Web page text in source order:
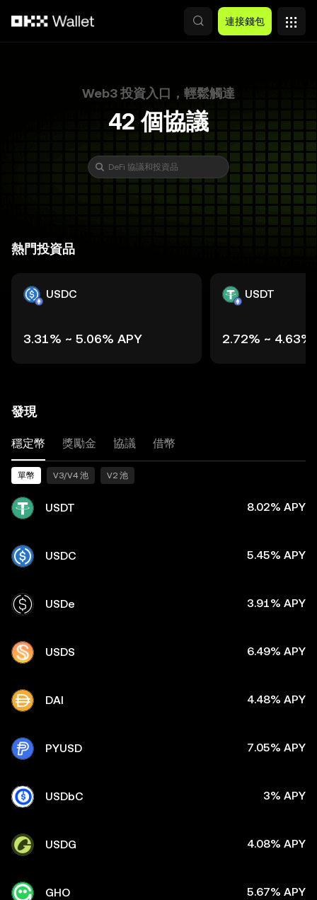
連接錢包
Web3 投資入口，輕鬆觸達
個投資品
42 個協議
個網絡
DeFi 協議和投資品
DeFi 協議和投資品
熱門投資品
USDC
3.31% ~ 5.06% APY
USDT
2.72% ~ 4.63%
發現
穩定幣 獎勵金 協議 借幣
單幣 V3/V4 池 V2 池
USDT 8.02% APY
USDC 5.45% APY
USDe 3.91% APY
USDS 6.49% APY
DAI 4.48% APY
PYUSD 7.05% APY
USDbC 3% APY
USDG 4.08% APY
GHO 5.67% APY